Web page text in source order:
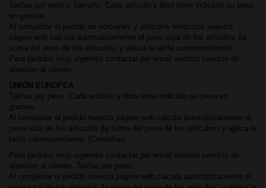
Tarifas por peso y Tamaño: Cada artículo y libro tiene indicado su peso
en gramos.
Al completar el pedido de ediciones y artículos religiosos nuestra
página web calcula automáticamente el peso total de los artículos (la
suma del peso de los artículos) y aplica la tarifa correspondiente.
Para pedidos muy urgentes contactar por email nuestro servicio de
atención al cliente.
UNIÓN EUROPEA
Tarifas por peso: Cada artículo y libro tiene indicado su peso en
gramos.
Al completar el pedido nuestra página web calcula automáticamente el
peso total de los artículos (la suma del peso de los artículos) y aplica la
tarifa correspondiente. (Consultar)
Para pedidos muy urgentes contactar por email nuestro servicio de
atención al cliente. Tarifas por peso:
Al completar el pedido nuestra página web calcula automáticamente el